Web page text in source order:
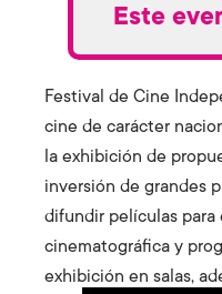
Este
Festival de Cine
cine de carácter
la exhibición de
inversión de grandes
difundir películas
cinematográfica y
exhibición en salas,